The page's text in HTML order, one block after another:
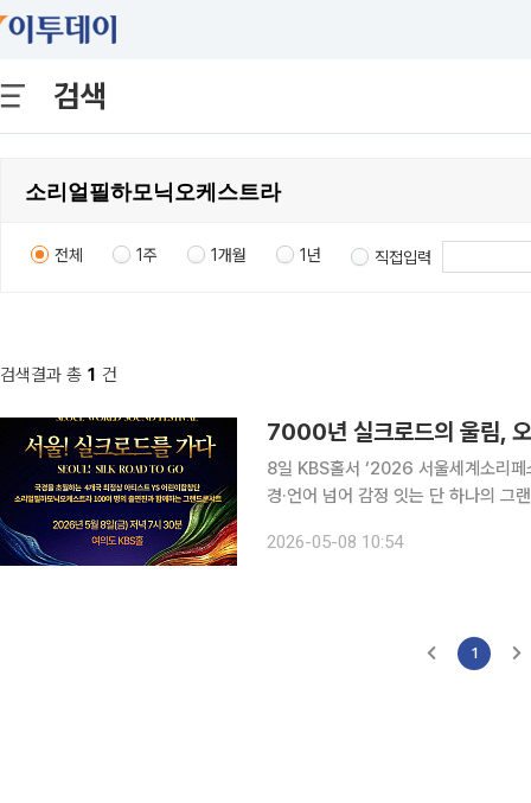
검색
전체 1주 1개월 1년 직접입력
검색결과 총 1 건
7000년 실크로드의 울림,
8일 KBS홀서 ‘2026 서울세계소리
경·언어 넘어 감정 잇는 단 하나의 그랜드 콘서트” 동서양을 잇던 유라시아
계소리페스티벌 — 서울! 실크로드를
2026-05-08 10:54
1